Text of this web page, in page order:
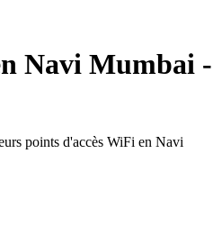
Navi Mumbai -
points d'accès WiFi en Navi